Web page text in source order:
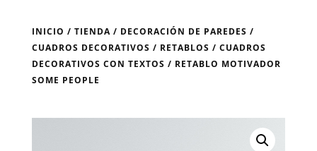
INICIO / TIENDA/ DECORACIÓN DE PAREDES /
CUADROS DECORATIVOS / RETABLOS / CUADROS
DECORATIVOS CON TEXTOS / RETABLO MOTIVADOR
SOME PEOPLE